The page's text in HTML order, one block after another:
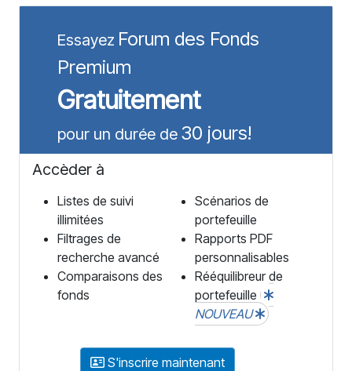
Essayez Forum des Fonds
Premium
Gratuitement
pour un durée de 30 jours!
Accèder à
Listes de suivi
illimitées
Filtrages de
recherche avancé
Comparaisons des
fonds
Scénarios de
portefeuille
Rapports PDF
personnalisables
Rééquilibreur de
portefeuille
NOUVEAU
S'inscrire maintenant